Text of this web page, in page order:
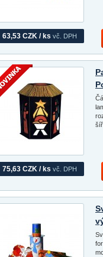
63,53 CZK / ks vč. DPH
75,63 CZK / ks vč. DPH